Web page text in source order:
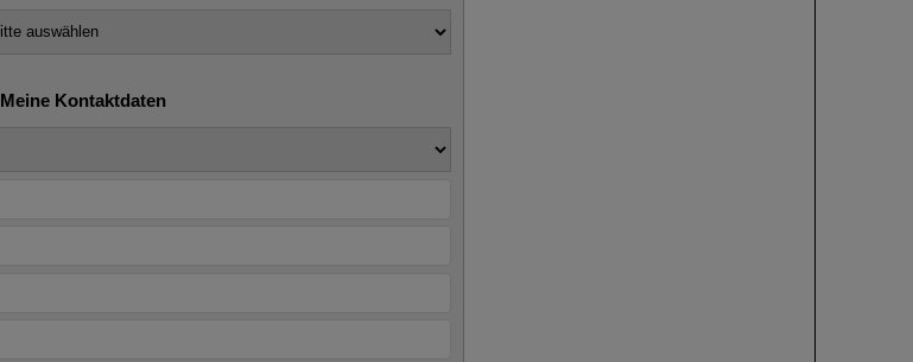
Meine Kontaktdaten